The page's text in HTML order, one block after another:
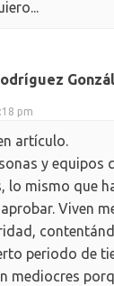
pm
artículo.
y equipos
lo mismo que
Viven
periodo de
mediocres